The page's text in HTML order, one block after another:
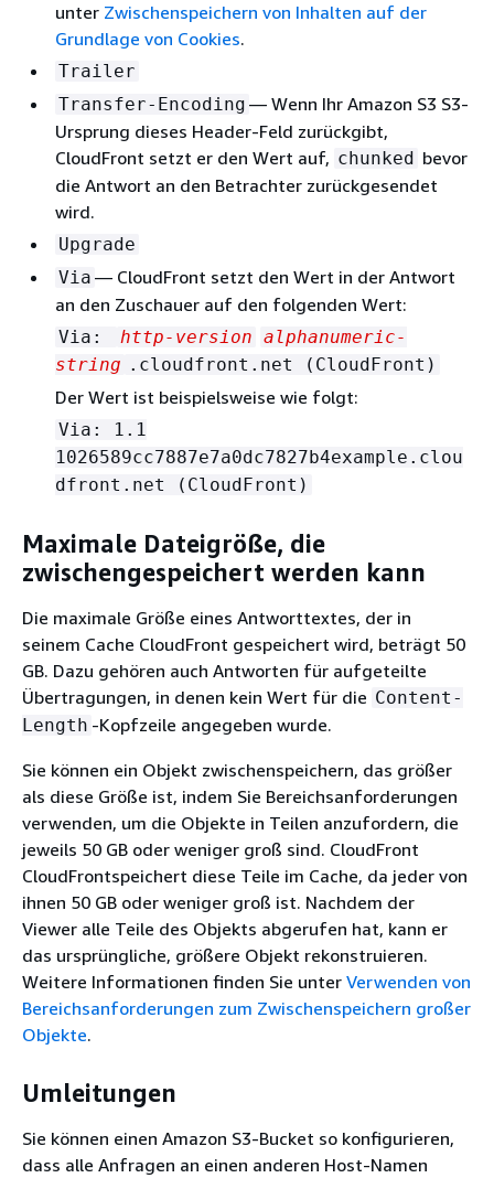
unter Zwischenspeichern von Inhalten auf der
Grundlage von Cookies.
Trailer
Transfer-Encoding — Wenn Ihr Amazon S3 S3-
Ursprung dieses Header-Feld zurückgibt,
CloudFront setzt er den Wert auf, chunked bevor
die Antwort an den Betrachter zurückgesendet
wird.
Upgrade
Via — CloudFront setzt den Wert in der Antwort
an den Zuschauer auf den folgenden Wert:
Via: http-version alphanumeric-
string .cloudfront.net (CloudFront)
Der Wert ist beispielsweise wie folgt:
Via: 1.1
1026589cc7887e7a0dc7827b4example.clou
dfront.net (CloudFront)
Maximale Dateigröße, die
zwischengespeichert werden kann
Die maximale Größe eines Antworttextes, der in
seinem Cache CloudFront gespeichert wird, beträgt 50
GB. Dazu gehören auch Antworten für aufgeteilte
Übertragungen, in denen kein Wert für die Content-
Length -Kopfzeile angegeben wurde.
Sie können ein Objekt zwischenspeichern, das größer
als diese Größe ist, indem Sie Bereichsanforderungen
verwenden, um die Objekte in Teilen anzufordern, die
jeweils 50 GB oder weniger groß sind. CloudFront
CloudFrontspeichert diese Teile im Cache, da jeder von
ihnen 50 GB oder weniger groß ist. Nachdem der
Viewer alle Teile des Objekts abgerufen hat, kann er
das ursprüngliche, größere Objekt rekonstruieren.
Weitere Informationen finden Sie unter Verwenden von
Bereichsanforderungen zum Zwischenspeichern großer
Objekte.
Umleitungen
Sie können einen Amazon S3-Bucket so konfigurieren,
dass alle Anfragen an einen anderen Host-Namen